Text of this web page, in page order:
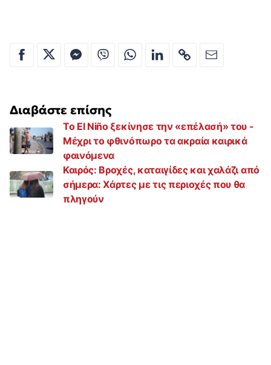
Διαβάστε επίσης
Το El Niño ξεκίνησε την «επέλασή» του -
Μέχρι το φθινόπωρο τα ακραία καιρικά
φαινόμενα
Καιρός: Βροχές, καταιγίδες και χαλάζι από
σήμερα: Χάρτες με τις περιοχές που θα
πληγούν